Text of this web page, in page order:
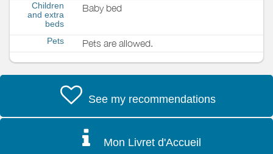
Children
and extra
beds
Baby bed
Pets Pets are allowed.
See my recommendations
Mon Livret d'Accueil